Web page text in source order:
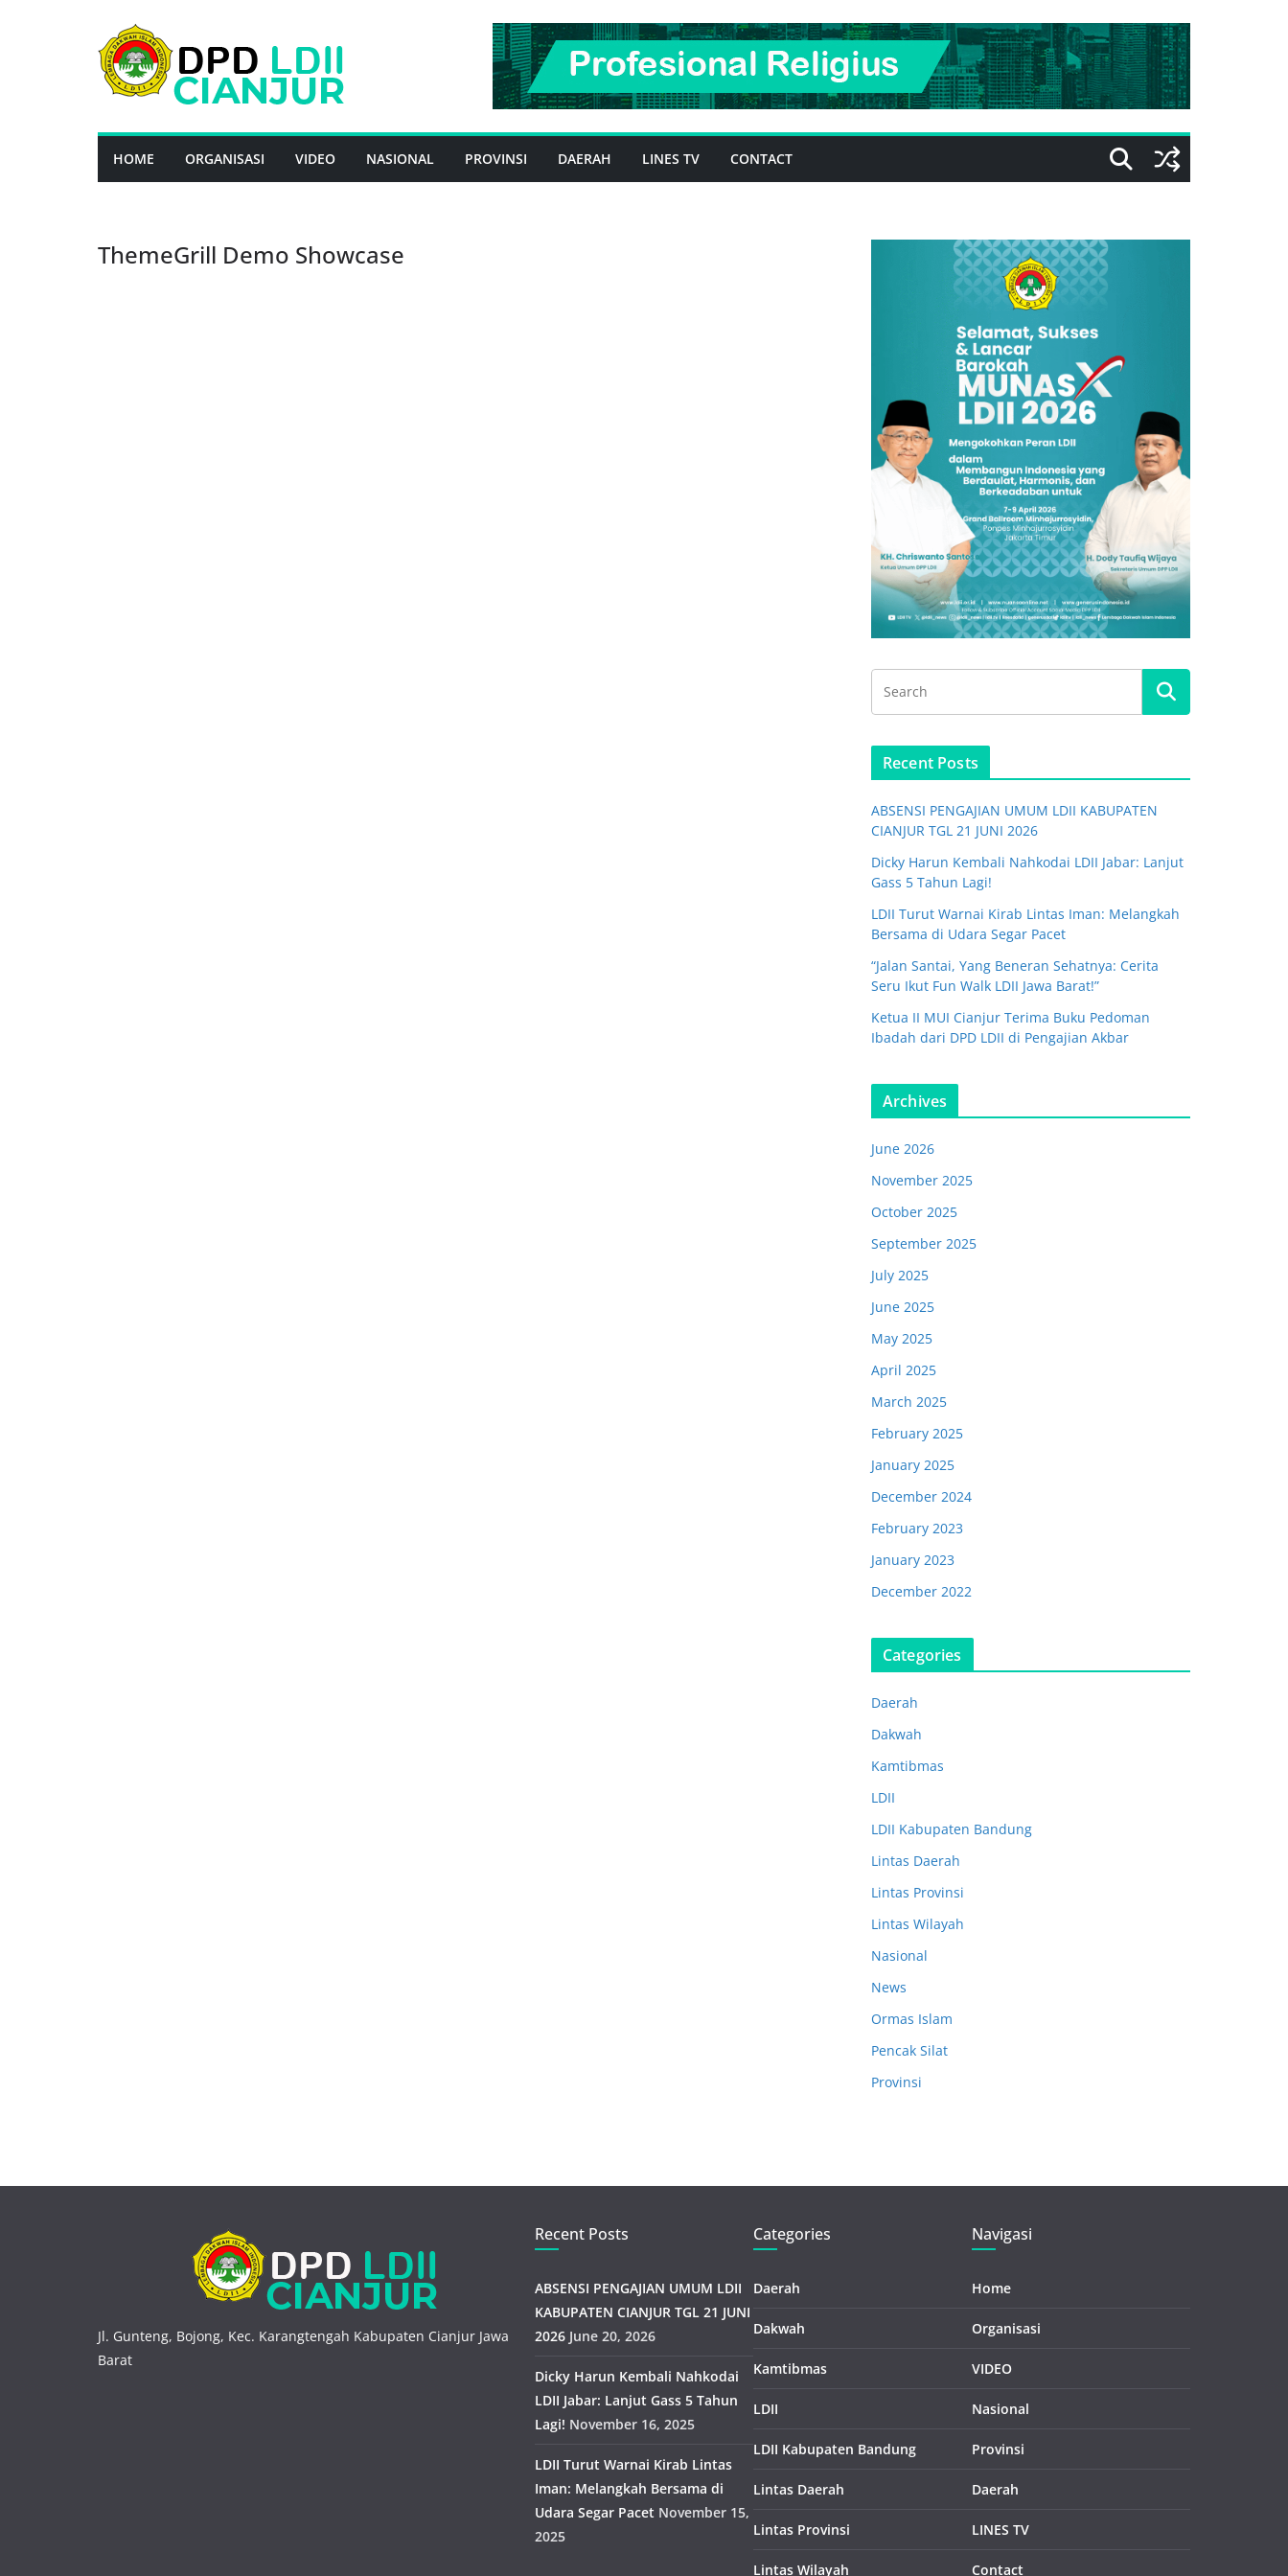
HOME ORGANISASI VIDEO NASIONAL PROVINSI DAERAH LINES TV CONTACT
ThemeGrill Demo Showcase
Recent Posts
ABSENSI PENGAJIAN UMUM LDII KABUPATEN
CIANJUR TGL 21 JUNI 2026
Dicky Harun Kembali Nahkodai LDII Jabar: Lanjut
Gass 5 Tahun Lagi!
LDII Turut Warnai Kirab Lintas Iman: Melangkah
Bersama di Udara Segar Pacet
“Jalan Santai, Yang Beneran Sehatnya: Cerita
Seru Ikut Fun Walk LDII Jawa Barat!”
Ketua II MUI Cianjur Terima Buku Pedoman
Ibadah dari DPD LDII di Pengajian Akbar
Archives
June 2026
November 2025
October 2025
September 2025
July 2025
June 2025
May 2025
April 2025
March 2025
February 2025
January 2025
December 2024
February 2023
January 2023
December 2022
Categories
Daerah
Dakwah
Kamtibmas
LDII
LDII Kabupaten Bandung
Lintas Daerah
Lintas Provinsi
Lintas Wilayah
Nasional
News
Ormas Islam
Pencak Silat
Provinsi
Jl. Gunteng, Bojong, Kec. Karangtengah Kabupaten Cianjur Jawa
Barat
Recent Posts
ABSENSI PENGAJIAN UMUM LDII
KABUPATEN CIANJUR TGL 21 JUNI
2026 June 20, 2026
Dicky Harun Kembali Nahkodai
LDII Jabar: Lanjut Gass 5 Tahun
Lagi! November 16, 2025
LDII Turut Warnai Kirab Lintas
Iman: Melangkah Bersama di
Udara Segar Pacet November 15,
2025
Categories
Daerah
Dakwah
Kamtibmas
LDII
LDII Kabupaten Bandung
Lintas Daerah
Lintas Provinsi
Lintas Wilayah
Navigasi
Home
Organisasi
VIDEO
Nasional
Provinsi
Daerah
LINES TV
Contact